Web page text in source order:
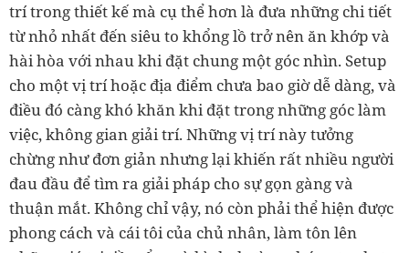
trí trong thiết kế mà cụ thể hơn là đưa những chi tiết
từ nhỏ nhất đến siêu to khổng lồ trở nên ăn khớp và
hài hòa với nhau khi đặt chung một góc nhìn. Setup
cho một vị trí hoặc địa điểm chưa bao giờ dễ dàng, và
điều đó càng khó khăn khi đặt trong những góc làm
việc, không gian giải trí. Những vị trí này tưởng
chừng như đơn giản nhưng lại khiến rất nhiều người
đau đầu để tìm ra giải pháp cho sự gọn gàng và
thuận mắt. Không chỉ vậy, nó còn phải thể hiện được
phong cách và cái tôi của chủ nhân, làm tôn lên